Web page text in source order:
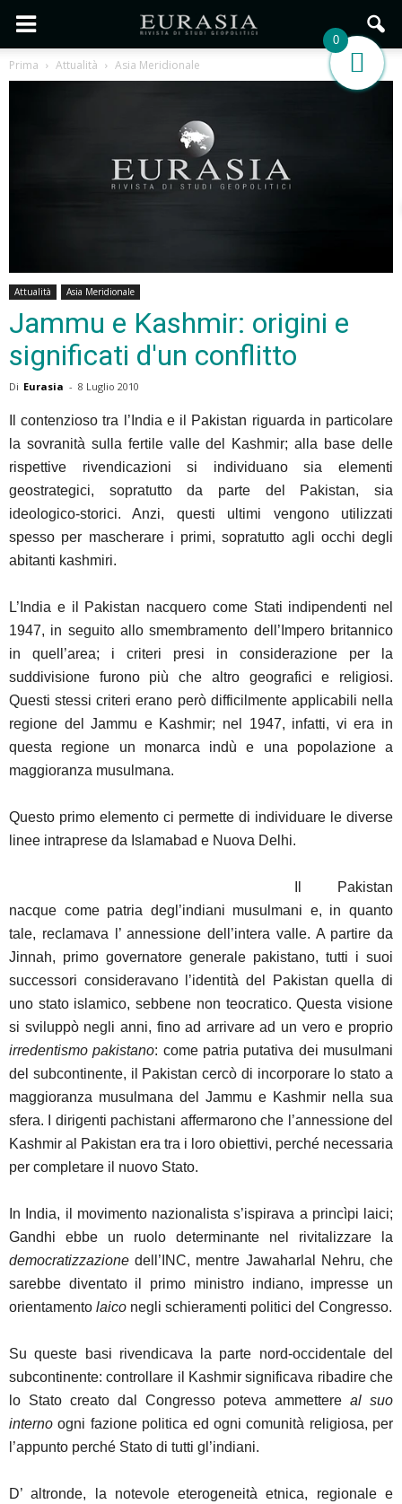
Prima Attualità Asia Meridionale
Attualità Asia Meridionale
Jammu e Kashmir: origini e
significati d'un conflitto
Di Eurasia - 8 Luglio 2010
Il contenzioso tra l’India e il Pakistan riguarda in particolare
la sovranità sulla fertile valle del Kashmir; alla base delle
rispettive rivendicazioni si individuano sia elementi
geostrategici, sopratutto da parte del Pakistan, sia
ideologico-storici. Anzi, questi ultimi vengono utilizzati
spesso per mascherare i primi, sopratutto agli occhi degli
abitanti kashmiri.
L’India e il Pakistan nacquero come Stati indipendenti nel
1947, in seguito allo smembramento dell’Impero britannico
in quell’area; i criteri presi in considerazione per la
suddivisione furono più che altro geografici e religiosi.
Questi stessi criteri erano però difficilmente applicabili nella
regione del Jammu e Kashmir; nel 1947, infatti, vi era in
questa regione un monarca indù e una popolazione a
maggioranza musulmana.
Questo primo elemento ci permette di individuare le diverse
linee intraprese da Islamabad e Nuova Delhi.
Il Pakistan
nacque come patria degl’indiani musulmani e, in quanto
tale, reclamava l’ annessione dell’intera valle. A partire da
Jinnah, primo governatore generale pakistano, tutti i suoi
successori consideravano l’identità del Pakistan quella di
uno stato islamico, sebbene non teocratico. Questa visione
si sviluppò negli anni, fino ad arrivare ad un vero e proprio
irredentismo pakistano: come patria putativa dei musulmani
del subcontinente, il Pakistan cercò di incorporare lo stato a
maggioranza musulmana del Jammu e Kashmir nella sua
sfera. I dirigenti pachistani affermarono che l’annessione del
Kashmir al Pakistan era tra i loro obiettivi, perché necessaria
per completare il nuovo Stato.
In India, il movimento nazionalista s’ispirava a princìpi laici;
Gandhi ebbe un ruolo determinante nel rivitalizzare la
democratizzazionedell’INC, mentre Jawaharlal Nehru, che
sarebbe diventato il primo ministro indiano, impresse un
orientamento laico negli schieramenti politici del Congresso.
Su queste basi rivendicava la parte nord-occidentale del
subcontinente: controllare il Kashmir significava ribadire che
lo Stato creato dal Congresso poteva ammettere al suo
interno ogni fazione politica ed ogni comunità religiosa, per
l’appunto perché Stato di tutti gl’indiani.
D’ altronde, la notevole eterogeneità etnica, regionale e
0